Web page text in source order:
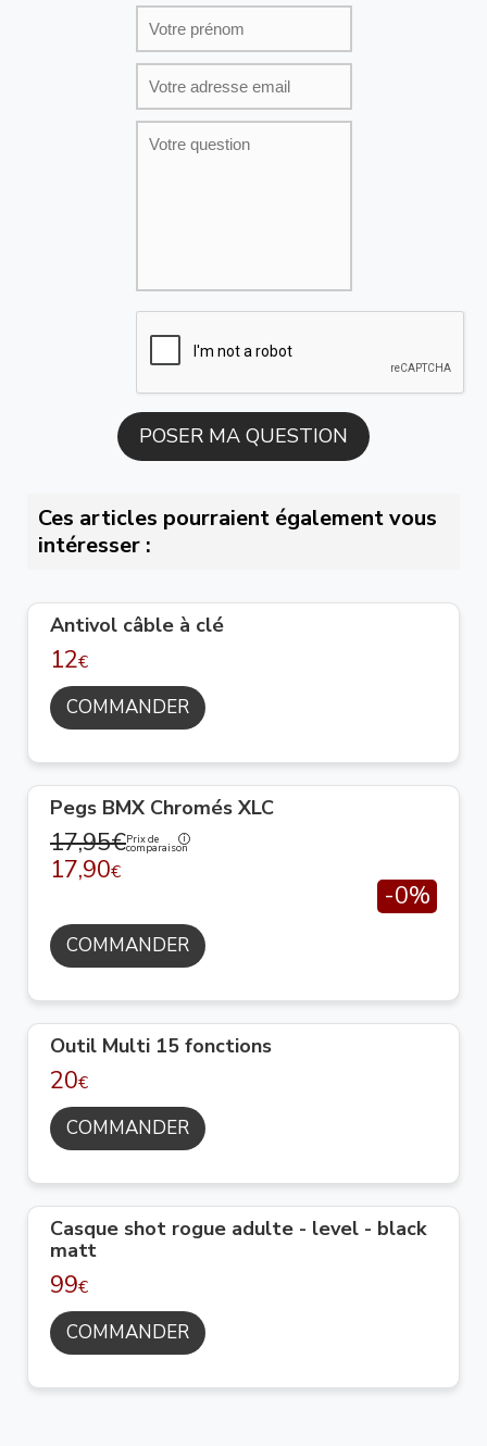
Ces articles pourraient également vous
intéresser :
Antivol câble à clé
12€
COMMANDER
Pegs BMX Chromés XLC
17,95€Prix de
comparaison
17,90€
-0%
COMMANDER
Outil Multi 15 fonctions
20€
COMMANDER
Casque shot rogue adulte - level - black
matt
99€
COMMANDER